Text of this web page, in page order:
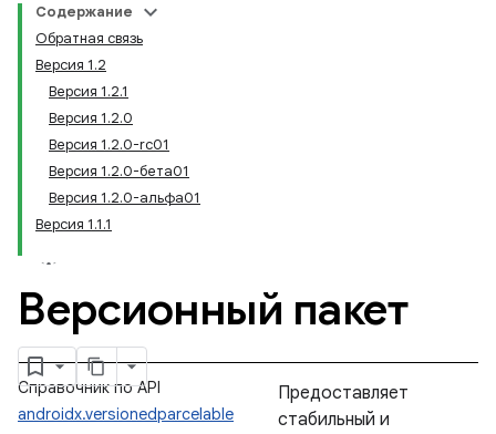
Содержание
Обратная связь
Версия 1.2
Версия 1.2.1
Версия 1.2.0
Версия 1.2.0-rc01
Версия 1.2.0-бета01
Версия 1.2.0-альфа01
Версия 1.1.1
Версионный пакет
Справочник по API
androidx.versionedparcelable
Предоставляет
стабильный и